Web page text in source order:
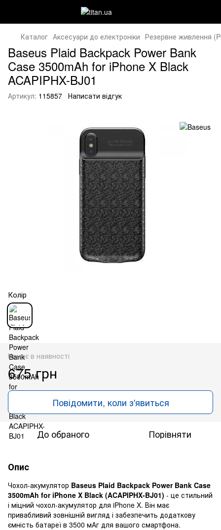
Каталог Аксесуари до електроніки Резервне живлення
Baseus Plaid Backpack Power Bank
Case 3500mAh for iPhone X Black
ACAPIPHX-BJ01
Артикул: 115857 Написати відгук
Колір
Немає в наявності
675 грн
Повідомити, коли з'явиться
До обраного Порівняти
Опис
Чохол-акумулятор Baseus Plaid Backpack Power Bank Case
3500mAh for iPhone X Black (ACAPIPHX-BJ01) - це стильний
і міцний чохол-акумулятор для iPhone X. Він має
привабливий зовнішній вигляд і забезпечить додаткову
ємність батареї в 3500 мАг для вашого смартфона.